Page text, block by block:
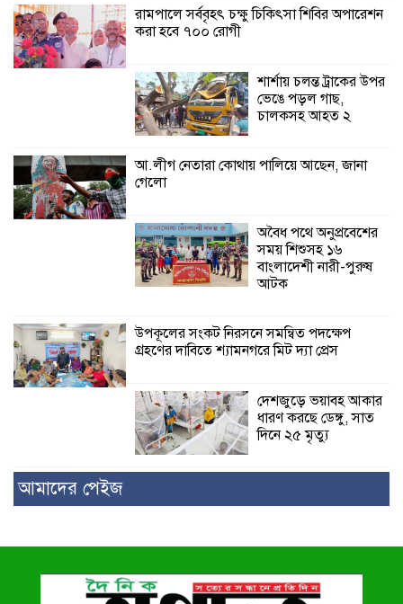
শ্যামনগরে বনবিভাগ ও সিএমসির সাথে
রামপালে সর্ববৃহৎ চক্ষু চিকিৎসা শিবির অপারেশন
করা হবে ৭০০ রোগী
শার্শায় চলন্ত ট্রাকের উপর
ভেঙে পড়ল গাছ,
চালকসহ আহত ২
আ.লীগ নেতারা কোথায় পালিয়ে আছেন, জানা
গেলো
অবৈধ পথে অনুপ্রবেশের
সময় শিশুসহ ১৬
বাংলাদেশী নারী-পুরুষ
আটক
উপকূলের সংকট নিরসনে সমন্বিত পদক্ষেপ
গ্রহণের দাবিতে শ্যামনগরে মিট দ্যা প্রেস
দেশজুড়ে ভয়াবহ আকার
ধারণ করছে ডেঙ্গু, সাত
দিনে ২৫ মৃত্যু
আমাদের পেইজ